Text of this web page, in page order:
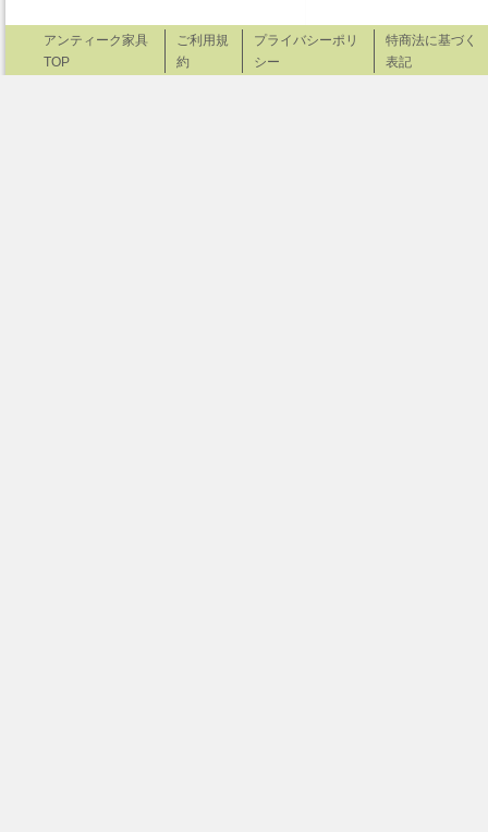
アンティーク家具
TOP
ご利用規
約
プライバシーポリ
シー
特商法に基づく
表記